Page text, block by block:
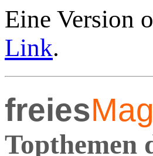
Eine Version
Link.
freies
Topthemen